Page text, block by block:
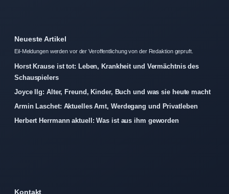
Neueste Artikel
Eil-Meldungen werden vor der Veroffentlichung von der Redaktion gepruft.
Horst Krause ist tot: Leben, Krankheit und Vermächtnis des
Schauspielers
Joyce Ilg: Alter, Freund, Kinder, Buch und was sie heute macht
Armin Laschet: Aktuelles Amt, Werdegang und Privatleben
Herbert Herrmann aktuell: Was ist aus ihm geworden
Kontakt